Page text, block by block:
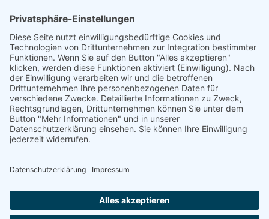
Mitgliedschaft
Aufnahmeantrag
Mitgliedschaftsbeiträge
Informationen
Rheinpegel
FAQ
Spenden
Facebook
Instagram